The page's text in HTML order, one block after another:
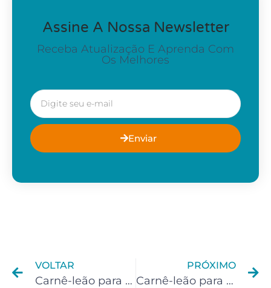
Assine A Nossa Newsletter
Receba Atualização E Aprenda Com
Os Melhores
Enviar
VOLTAR
Carnê-leão para Médico Ortopedista: Como pagar menos imposto?
PRÓXIMO
Carnê-leão para Médico Urologista: Como declarar?